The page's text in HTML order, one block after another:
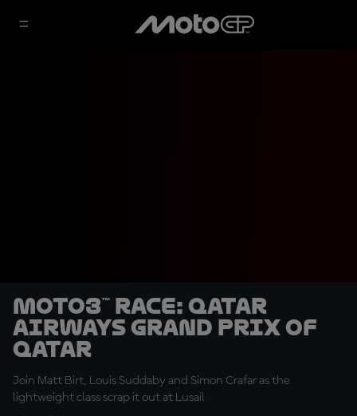
Moto3™ Race: Qatar
Airways Grand Prix of
Qatar
Join Matt Birt, Louis Suddaby and Simon Crafar as the
lightweight class scrap it out at Lusail